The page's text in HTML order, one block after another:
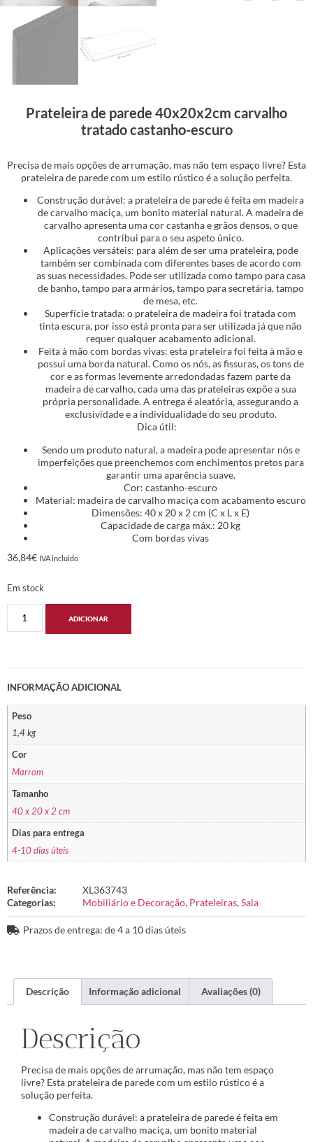
Prateleira de parede 40x20x2cm carvalho
tratado castanho-escuro
Precisa de mais opções de arrumação, mas não tem espaço livre? Esta
prateleira de parede com um estilo rústico é a solução perfeita.
Construção durável: a prateleira de parede é feita em madeira
de carvalho maciça, um bonito material natural. A madeira de
carvalho apresenta uma cor castanha e grãos densos, o que
contribui para o seu aspeto único.
Aplicações versáteis: para além de ser uma prateleira, pode
também ser combinada com diferentes bases de acordo com
as suas necessidades. Pode ser utilizada como tampo para casa
de banho, tampo para armários, tampo para secretária, tampo
de mesa, etc.
Superfície tratada: o prateleira de madeira foi tratada com
tinta escura, por isso está pronta para ser utilizada já que não
requer qualquer acabamento adicional.
Feita à mão com bordas vivas: esta prateleira foi feita à mão e
possui uma borda natural. Como os nós, as fissuras, os tons de
cor e as formas levemente arredondadas fazem parte da
madeira de carvalho, cada uma das prateleiras expõe a sua
própria personalidade. A entrega é aleatória, assegurando a
exclusividade e a individualidade do seu produto.
Dica útil:
Sendo um produto natural, a madeira pode apresentar nós e
imperfeições que preenchemos com enchimentos pretos para
garantir uma aparência suave.
Cor: castanho-escuro
Material: madeira de carvalho maciça com acabamento escuro
Dimensões: 40 x 20 x 2 cm (C x L x E)
Capacidade de carga máx.: 20 kg
Com bordas vivas
36,84€ IVA incluido
Em stock
ADICIONAR
INFORMAÇÃO ADICIONAL
Peso
1,4 kg
Cor
Marrom
Tamanho
40 x 20 x 2 cm
Dias para entrega
4-10 dias úteis
Referência:
XL363743
Categorias:
Mobiliário e Decoração, Prateleiras,Sala
Prazos de entrega: de 4 a 10 dias úteis
Descrição Informação adicional Avaliações (0)
Descrição
Precisa de mais opções de arrumação, mas não tem espaço
livre? Esta prateleira de parede com um estilo rústico é a
solução perfeita.
Construção durável: a prateleira de parede é feita em
madeira de carvalho maciça, um bonito material